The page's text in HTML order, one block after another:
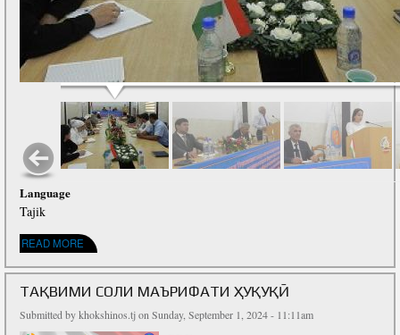
Language
Tajik
READ MORE
ABOUT 33 СОЛИ ПУРСАМАР ВА БУРДБОРИҲО
ТАҚВИМИ СОЛИ МАЪРИФАТИ ҲУҚУҚӢ
Submitted bykhokshinos.tjon Sunday, September 1, 2024 - 11:11am